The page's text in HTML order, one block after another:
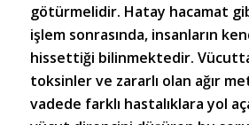
götürmelidir. Hatay hacamat
işlem sonrasında, insanların
hissettiği bilinmektedir.
toksinler ve zararlı olan ağır
vadede farklı hastalıklara yol